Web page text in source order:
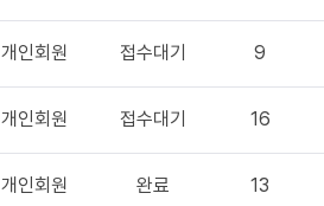
개인회원 접수대기 9
개인회원 접수대기 16
개인회원 완료 13